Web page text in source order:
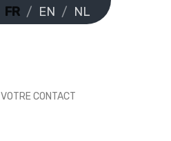
FR EN NL
VOTRE CONTACT